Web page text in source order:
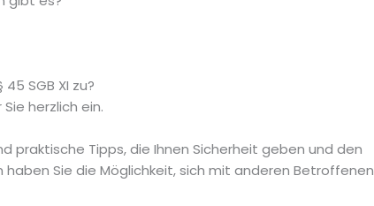
SGB XI zu?
herzlich ein.
praktische Tipps, die Ihnen Sicherheit geben und den
Sie die Möglichkeit, sich mit anderen Betroffenen